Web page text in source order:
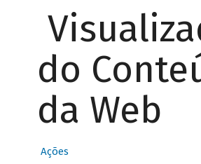
do
da Web
Ações